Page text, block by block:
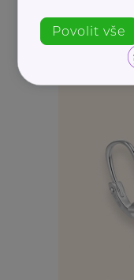
Povolit vše